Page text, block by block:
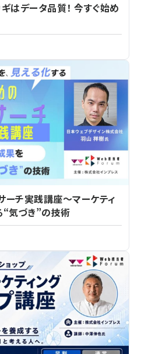
はデータ品質！ 今すぐ始め
チ実践講座～マーケティ
気づき”の技術